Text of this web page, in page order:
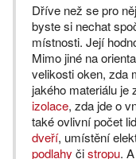
Dříve než se pro
byste si nechat
místnosti. Její
Mimo jiné na
velikosti oken, zda
jakého materiálu je
izolace, zda jde o
také ovlivní počet
dveří, umístění
podlahy čistropu.